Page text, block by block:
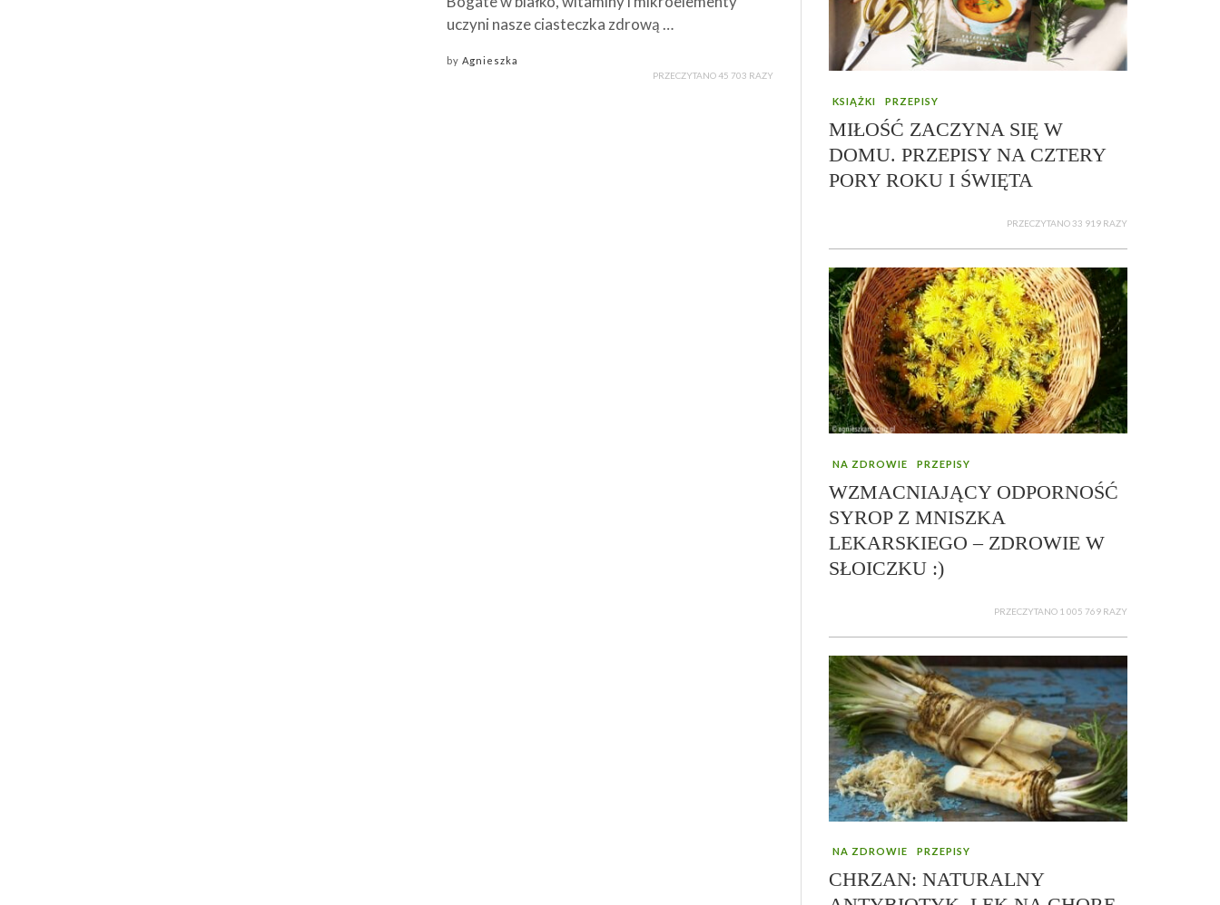
uczyni nasze ciasteczka zdrową …
by Agnieszka
PRZECZYTANO 45 703 RAZY
KSIĄŻKI PRZEPISY
MIŁOŚĆ ZACZYNA SIĘ W
DOMU. PRZEPISY NA CZTERY
PORY ROKU I ŚWIĘTA
PRZECZYTANO 33 919 RAZY
NA ZDROWIE PRZEPISY
WZMACNIAJĄCY ODPORNOŚĆ
SYROP Z MNISZKA
LEKARSKIEGO – ZDROWIE W
SŁOICZKU :)
PRZECZYTANO 1 005 769 RAZY
NA ZDROWIE PRZEPISY
CHRZAN: NATURALNY